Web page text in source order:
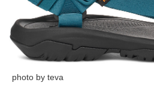
photo by teva